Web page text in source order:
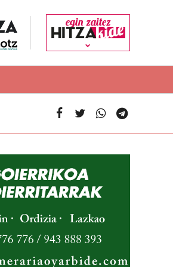
egin zaitez